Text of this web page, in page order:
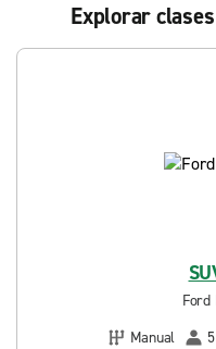
Explorar
Ford
Manual
5